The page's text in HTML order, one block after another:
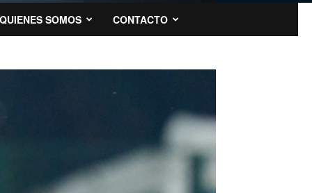
QUIENES SOMOS CONTACTO